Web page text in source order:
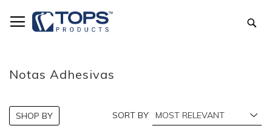
to
Content
Notas Adhesivas
SORT BY
SHOP BY